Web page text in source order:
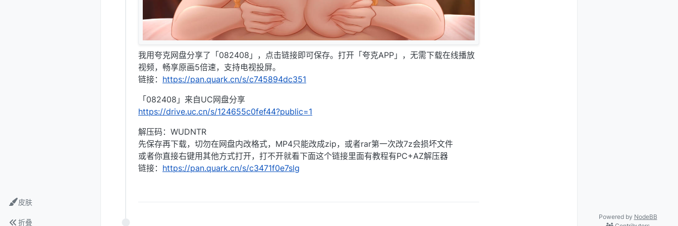
皮肤
折叠
我用夸克网盘分享了「082408」，点击链接即可保存。打开「夸克APP」，无需下载在线播放
视频，畅享原画5倍速，支持电视投屏。
链接： https://pan.quark.cn/s/c745894dc351
「082408」来自UC网盘分享
https://drive.uc.cn/s/124655c0fef44?public=1
解压码：WUDNTR
先保存再下载，切勿在网盘内改格式，MP4只能改成zip，或者rar第一次改7z会损坏文件
或者你直接右键用其他方式打开，打不开就看下面这个链接里面有教程有PC+AZ解压器
链接： https://pan.quark.cn/s/c3471f0e7slg
Powered by NodeBB